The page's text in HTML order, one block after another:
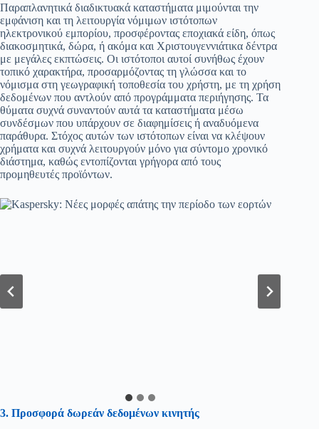
Παραπλανητικά διαδικτυακά καταστήματα μιμούνται την
εμφάνιση και τη λειτουργία νόμιμων ιστότοπων
ηλεκτρονικού εμπορίου, προσφέροντας εποχιακά είδη, όπως
διακοσμητικά, δώρα, ή ακόμα και Χριστουγεννιάτικα δέντρα
με μεγάλες εκπτώσεις. Οι ιστότοποι αυτοί συνήθως έχουν
τοπικό χαρακτήρα, προσαρμόζοντας τη γλώσσα και το
νόμισμα στη γεωγραφική τοποθεσία του χρήστη, με τη χρήση
δεδομένων που αντλούν από προγράμματα περιήγησης. Τα
θύματα συχνά συναντούν αυτά τα καταστήματα μέσω
συνδέσμων που υπάρχουν σε διαφημίσεις ή αναδυόμενα
παράθυρα. Στόχος αυτών των ιστότοπων είναι να κλέψουν
χρήματα και συχνά λειτουργούν μόνο για σύντομο χρονικό
διάστημα, καθώς εντοπίζονται γρήγορα από τους
προμηθευτές προϊόντων.
3. Προσφορά δωρεάν δεδομένων κινητής